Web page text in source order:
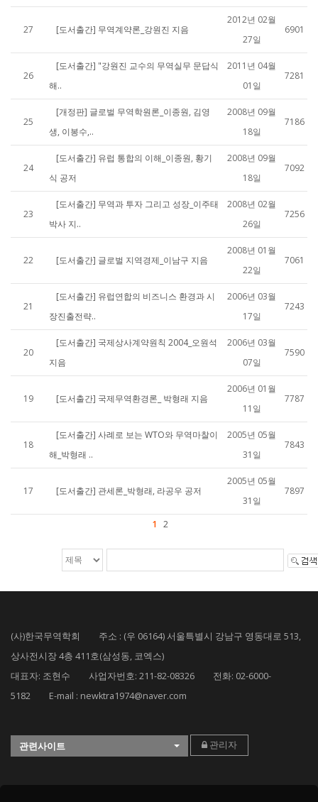
27 [도서출간] 무역계약론_강원진 지음
2012년 02월
27일
6901
26
[도서출간] "강원진 교수의 무역실무 문답식
해..
2011년 04월
01일
7281
25
[개정판] 글로벌 무역학원론_이종원, 김영
생, 이봉수,..
2008년 09월
18일
7186
24
[도서출간] 유럽 통합의 이해_이종원, 황기
식 공저
2008년 09월
18일
7092
23
[도서출간] 무역과 투자 그리고 성장_이주태
박사 지..
2008년 02월
26일
7256
22 [도서출간] 글로벌 지역경제_이남구 지음
2008년 01월
22일
7061
21
[도서출간] 유럽연합의 비즈니스 환경과 시
장진출전략..
2006년 03월
17일
7243
20
[도서출간] 국제상사계약원칙 2004_오원석
지음
2006년 03월
07일
7590
19 [도서출간] 국제무역환경론_ 박형래 지음
2006년 01월
11일
7787
18
[도서출간] 사례로 보는 WTO와 무역마찰이
해_박형래 ..
2005년 05월
31일
7843
17 [도서출간] 관세론_박형래, 라공우 공저
2005년 05월
31일
7897
1 2
(사)한국무역학회 주소 : (우 06164) 서울특별시 강남구 영동대로 513,
상사전시장 4층 411호(삼성동, 코엑스)
대표자: 조현수 사업자번호: 211-82-08326 전화: 02-6000-
5182 E-mail : newktra1974@naver.com
관련사이트 관리자